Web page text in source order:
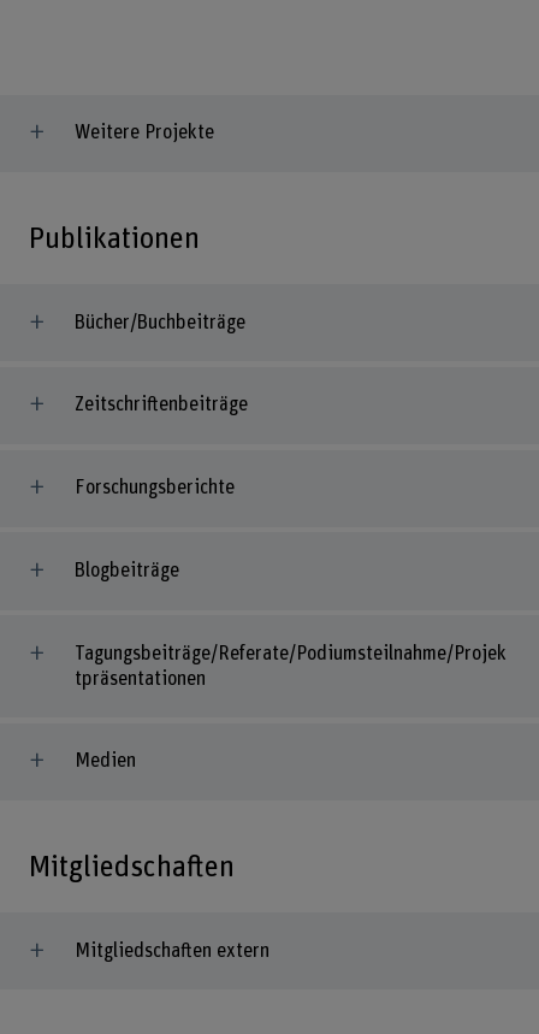
Weitere Projekte
Publikationen
Bücher/Buchbeiträge
Zeitschriftenbeiträge
Forschungsberichte
Blogbeiträge
Tagungsbeiträge/Referate/Podiumsteilnahme/Projek
tpräsentationen
Medien
Mitgliedschaften
Mitgliedschaften extern